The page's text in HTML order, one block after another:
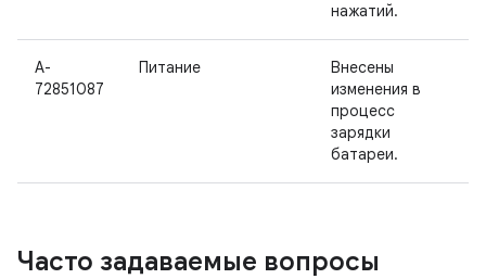
нажатий.
A-
72851087
Питание
Внесены
изменения в
процесс
зарядки
батареи.
Часто задаваемые вопросы